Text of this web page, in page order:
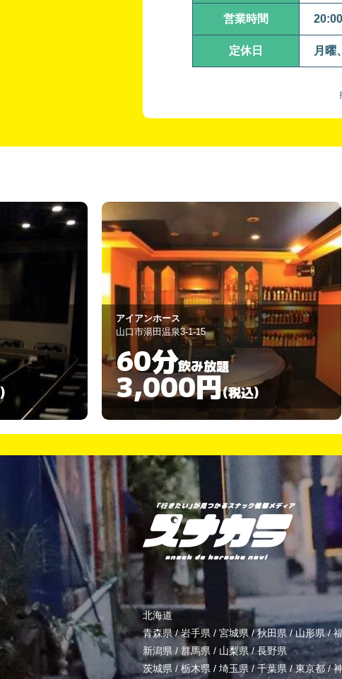
営業時間
定休日 月曜
ア、ミュゼ
防府市天神1
60分飲み放題
3,000円(税込)
北海道
青森県/岩手県 / 宮城県 /秋田県 /山形県/
新潟県 / 群馬県 / 山梨県/長野県
茨城県 / 栃木県 / 埼玉県/ 千葉県 /東京都/